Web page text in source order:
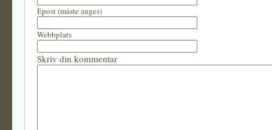
Epost (måste anges)
Webbplats
Skriv din kommentar